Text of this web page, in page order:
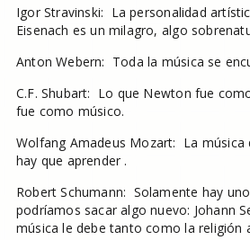
Igor Stravinski: La personalidad
Eisenach es un milagro, algo
Anton Webern: Toda la música se
C.F. Shubart: Lo que Newton fue
fue como músico.
Wolfang Amadeus Mozart: La música
hay que aprender .
Robert Schumann: Solamente hay
podríamos sacar algo nuevo: Johann
música le debe tanto como la religión